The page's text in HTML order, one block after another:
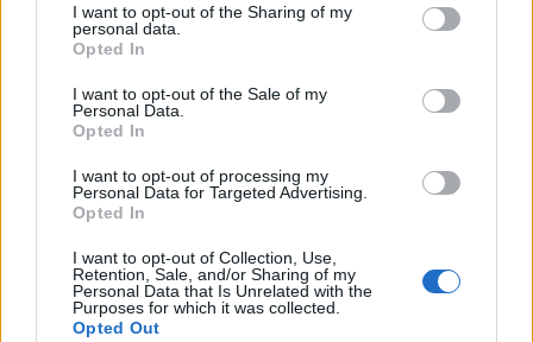
I want to opt-out of the Sharing of my
personal data.
Opted In
I want to opt-out of the Sale of my
Personal Data.
Opted In
I want to opt-out of processing my
Personal Data for Targeted Advertising.
Opted In
I want to opt-out of Collection, Use,
Retention, Sale, and/or Sharing of my
Personal Data that Is Unrelated with the
Purposes for which it was collected.
Opted Out